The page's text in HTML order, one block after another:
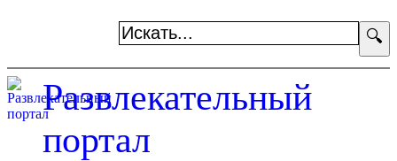
🔍
Развлекательный
портал